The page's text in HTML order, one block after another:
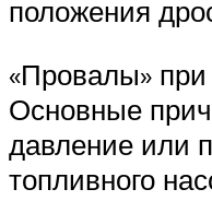
положения
«Провалы» при
Основные
давление или
топливного